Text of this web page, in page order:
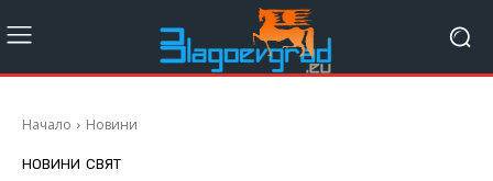
Начало Новини
НОВИНИ СВЯТ